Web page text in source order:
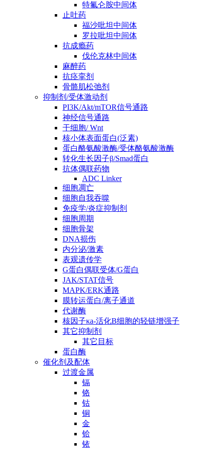
特氟仑胺中间体
止吐药
福沙吡坦中间体
罗拉吡坦中间体
抗成瘾药
伐伦克林中间体
麻醉药
抗痉挛剂
骨骼肌松弛剂
抑制剂/受体激动剂
PI3K/Akt/mTOR信号通路
神经信号通路
干细胞/ Wnt
核小体表面蛋白(泛素)
蛋白酪氨酸激酶/受体酪氨酸激酶
转化生长因子β/Smad蛋白
抗体偶联药物
ADC Linker
细胞凋亡
细胞自我吞噬
免疫学/炎症抑制剂
细胞周期
细胞骨架
DNA损伤
内分泌/激素
表观遗传学
G蛋白偶联受体/G蛋白
JAK/STAT信号
MAPK/ERK通路
膜转运蛋白/离子通道
代谢酶
核因子κa-活化B细胞的轻链增强子
其它抑制剂
其它目标
蛋白酶
催化剂及配体
过渡金属
镉
铬
钴
铜
金
铪
铱